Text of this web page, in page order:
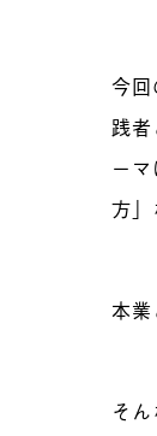
今
践
ー
方」
本業
そ